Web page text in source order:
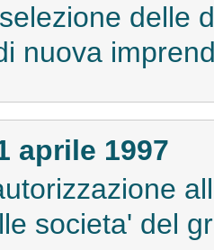
delle
nuova
aprile 1997
societa' del